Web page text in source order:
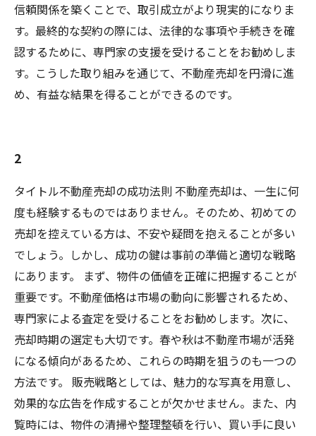
信頼関係を築くことで、取引成立がより現実的になりま
す。最終的な契約の際には、法律的な事項や手続きを確
認するために、専門家の支援を受けることをお勧めしま
す。こうした取り組みを通じて、不動産売却を円滑に進
め、有益な結果を得ることができるのです。
2
タイトル不動産売却の成功法則 不動産売却は、一生に何
度も経験するものではありません。そのため、初めての
売却を控えている方は、不安や疑問を抱えることが多い
でしょう。しかし、成功の鍵は事前の準備と適切な戦略
にあります。 まず、物件の価値を正確に把握することが
重要です。不動産価格は市場の動向に影響されるため、
専門家による査定を受けることをお勧めします。次に、
売却時期の選定も大切です。春や秋は不動産市場が活発
になる傾向があるため、これらの時期を狙うのも一つの
方法です。 販売戦略としては、魅力的な写真を用意し、
効果的な広告を作成することが欠かせません。また、内
覧時には、物件の清掃や整理整頓を行い、買い手に良い